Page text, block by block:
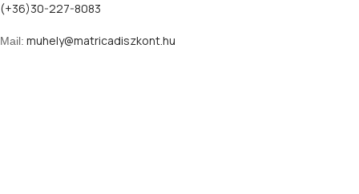
(+36)30-227-8083
Mail: muhely@matricadiszkont.hu